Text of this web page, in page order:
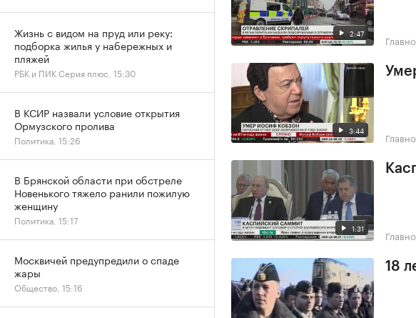
2:47
3:44
1:31
18
Жизнь с видом на пруд или реку:
подборка жилья у набережных и
пляжей
РБК и ПИК Серия плюс, 15:30
В КСИР назвали условие открытия
Ормузского пролива
Политика, 15:26
В Брянской области при обстреле
Новенького тяжело ранили пожилую
женщину
Политика, 15:17
Москвичей предупредили о спаде
жары
Общество, 15:16